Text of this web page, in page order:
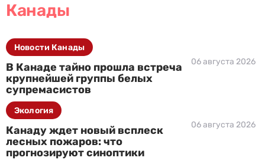
Канады
В Канаде тайно прошла встреча
крупнейшей группы белых
супремасистов
06 августа 2026
Новости Канады
Канаду ждет новый всплеск
лесных пожаров: что
прогнозируют синоптики
06 августа 2026
Экология